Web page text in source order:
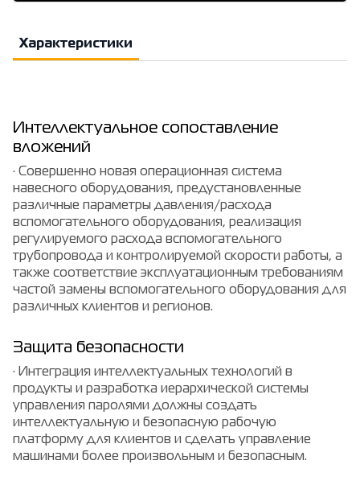
Характеристики
Интеллектуальное сопоставление
вложений
· Совершенно новая операционная система
навесного оборудования, предустановленные
различные параметры давления/расхода
вспомогательного оборудования, реализация
регулируемого расхода вспомогательного
трубопровода и контролируемой скорости работы, а
также соответствие эксплуатационным требованиям
частой замены вспомогательного оборудования для
различных клиентов и регионов.
Защита безопасности
· Интеграция интеллектуальных технологий в
продукты и разработка иерархической системы
управления паролями должны создать
интеллектуальную и безопасную рабочую
платформу для клиентов и сделать управление
машинами более произвольным и безопасным.